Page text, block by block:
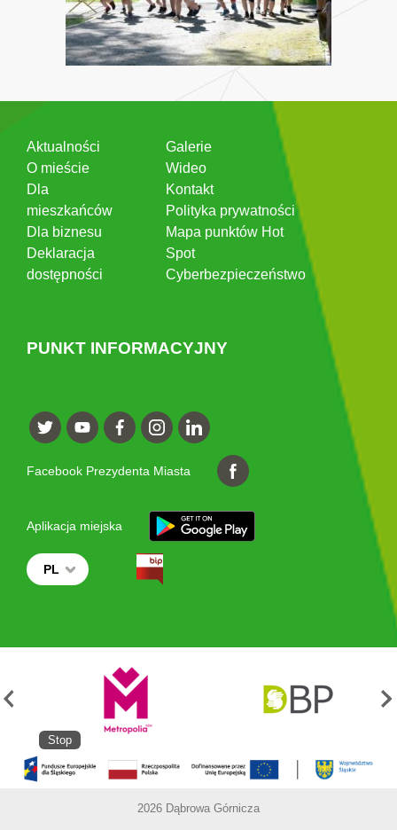
Aktualności
O mieście
Dla
mieszkańców
Dla biznesu
Deklaracja
dostępności
Galerie
Wideo
Kontakt
Polityka prywatności
Mapa punktów Hot
Spot
Cyberbezpieczeństwo
PUNKT INFORMACYJNY
Facebook Prezydenta Miasta
Aplikacja miejska
PL
Stop
2026 Dąbrowa Górnicza